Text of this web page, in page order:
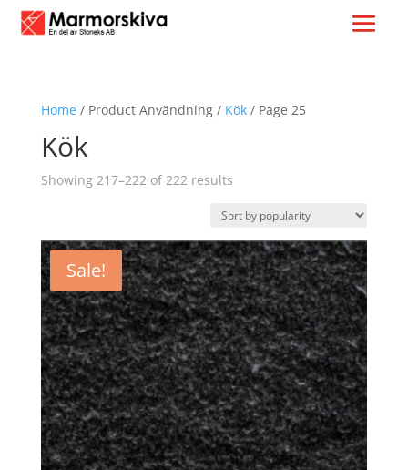
Home/ Product Användning / Kök/ Page 25
Kök
Showing 217–222 of 222 resultsSorted
popularity
Sale!